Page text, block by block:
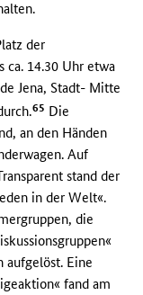
der
ca. 14.30 Uhr etwa
Jena, Stadt- Mitte
65 Die
an den Händen
Auf
stand der
in der Welt«.
die
aufgelöst. Eine
fand am